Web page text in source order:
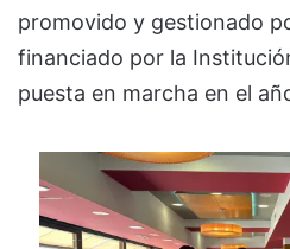
promovido y gestionado
financiado por la
puesta en marcha en el